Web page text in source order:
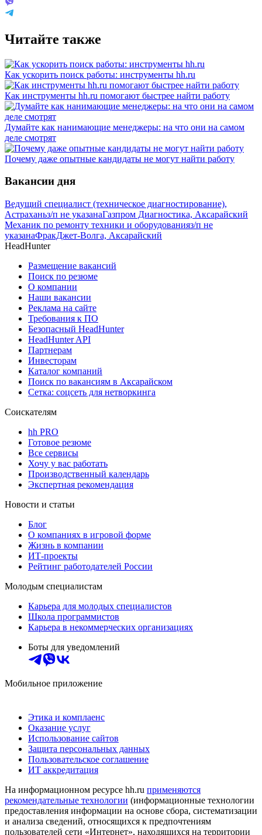
Читайте также
Как ускорить поиск работы: инструменты hh.ru
Как инструменты hh.ru помогают быстрее найти работу
Думайте как нанимающие менеджеры: на что они на самом
деле смотрят
Почему даже опытные кандидаты не могут найти работу
Вакансии дня
Ведущий специалист (техническое диагностирование),
Астраханьз/п не указанаГазпром Диагностика, Аксарайский
Механик по ремонту техники и оборудованияз/п не
указанаФракДжет-Волга, Аксарайский
HeadHunter
Размещение вакансий
Поиск по резюме
О компании
Наши вакансии
Реклама на сайте
Требования к ПО
Безопасный HeadHunter
HeadHunter API
Партнерам
Инвесторам
Каталог компаний
Поиск по вакансиям в Аксарайском
Сетка: соцсеть для нетворкинга
Соискателям
hh PRO
Готовое резюме
Все сервисы
Хочу у вас работать
Производственный календарь
Экспертная рекомендация
Новости и статьи
Блог
О компаниях в игровой форме
Жизнь в компании
ИТ-проекты
Рейтинг работодателей России
Молодым специалистам
Карьера для молодых специалистов
Школа программистов
Карьера в некоммерческих организациях
Боты для уведомлений
Мобильное приложение
Этика и комплаенс
Оказание услуг
Использование сайтов
Защита персональных данных
Пользовательское соглашение
ИТ аккредитация
На информационном ресурсе hh.ru применяются
рекомендательные технологии (информационные технологии
предоставления информации на основе сбора, систематизации
и анализа сведений, относящихся к предпочтениям
пользователей сети «Интернет», находящихся на территории